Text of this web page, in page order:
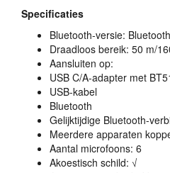
Specificaties
Bluetooth-versie:
Draadloos bereik: 50 m/
Aansluiten op:
USB C/A-adapter met
USB-kabel
Bluetooth
Gelijktijdige Bluetooth-
Meerdere apparaten
Aantal microfoons: 6
Akoestisch schild: √